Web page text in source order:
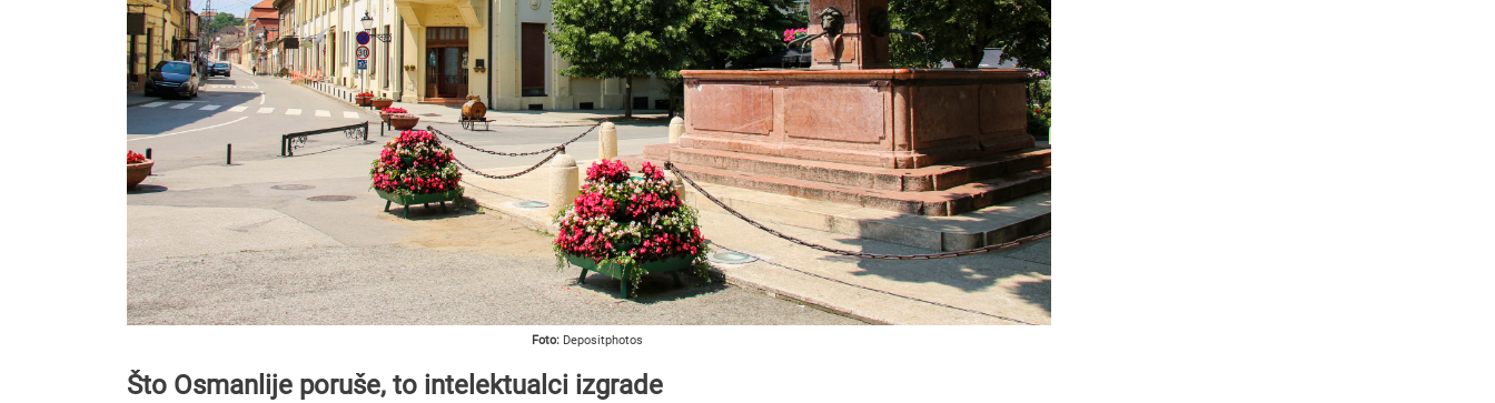
Foto: Depositphotos
Što Osmanlije poruše, to intelektualci izgrade